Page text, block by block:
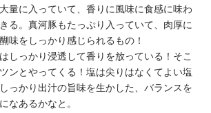
量に入っていて、香りに風味に食感に味わ
る。真河豚もたっぷり入っていて、肉厚に
味をしっかり感じられるもの！
しっかり浸透して香りを放っている！そこ
ンとやってくる！塩は尖りはなくてよい塩
っかり出汁の旨味を生かした、バランスを
なあるかなと。